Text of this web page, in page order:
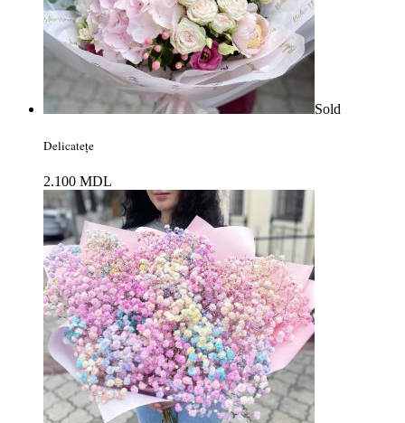
Sold
Delicatețe
2.100 MDL